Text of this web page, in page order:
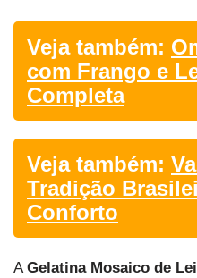
Veja também:
com Frango e
Completa
Veja também:
Tradição
Conforto
AGelatina Mosaico de